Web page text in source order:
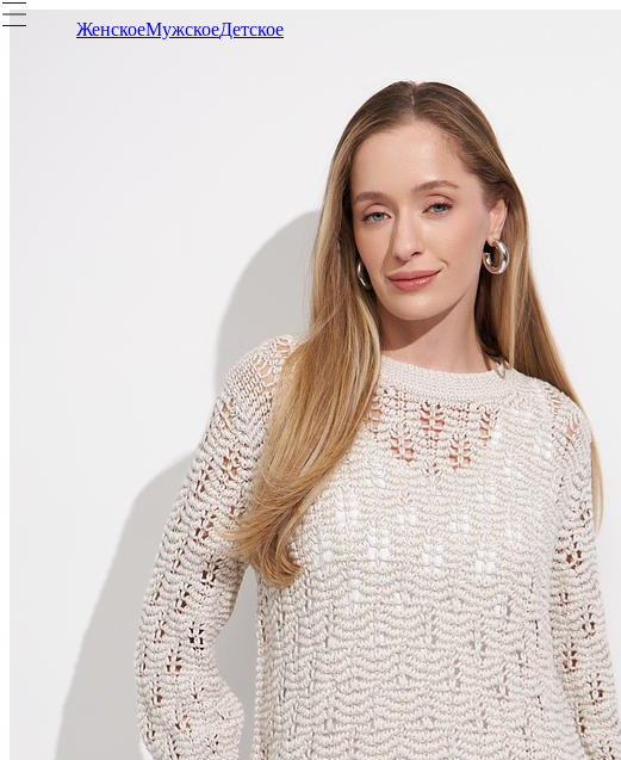
ЖенскоеМужскоеДетское